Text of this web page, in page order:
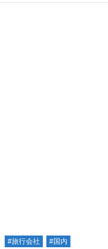
#旅行会社 #国内